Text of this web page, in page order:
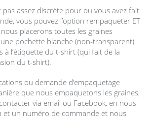
pas assez discrète pour ou vous avez fait
vous pouvez l’option rempaqueter ET
placerons toutes les graines
pochette blanche (non-transparent)
à l’étiquette du t-shirt (qui fait de la
du t-shirt).
ou demande d’empaquetage
que nous empaquetons les graines,
via email ou Facebook, en nous
un numéro de commande et nous